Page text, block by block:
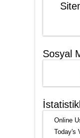
Sosyal
Online
Today's